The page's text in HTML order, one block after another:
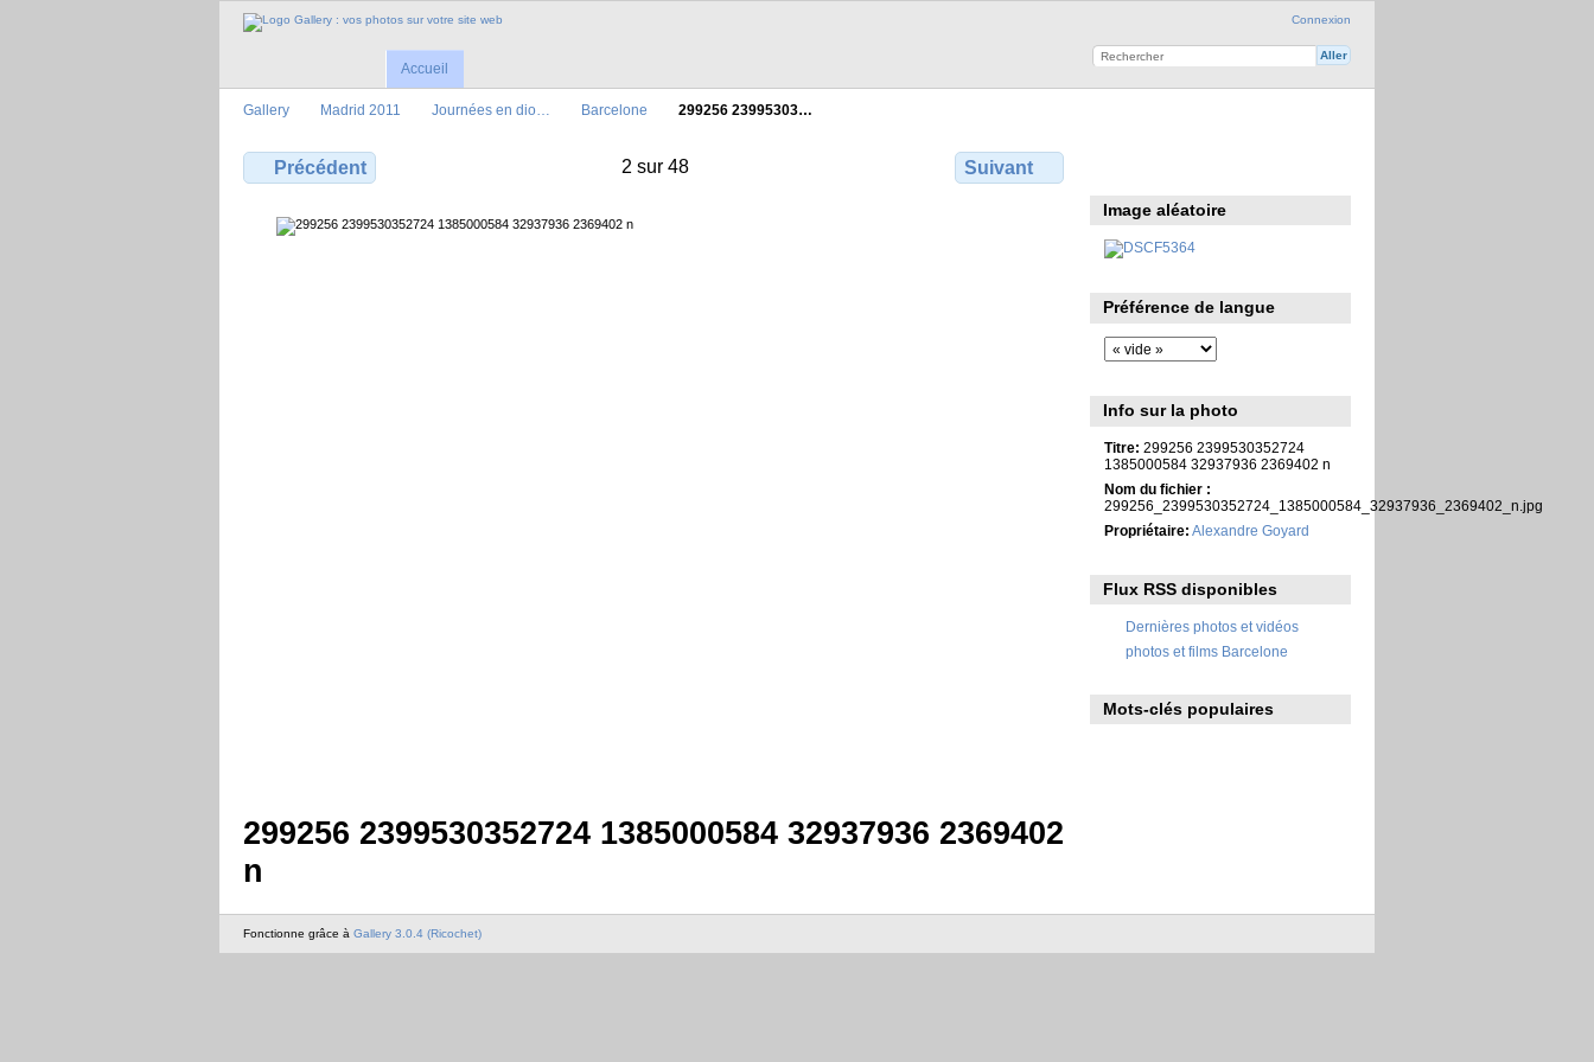
Connexion
Accueil
Gallery Madrid 2011 Journées en dio… Barcelone 299256 23995303…
Précédent 2 sur 48 Suivant
299256 2399530352724 1385000584 32937936 2369402
n
Image aléatoire
Préférence de langue
Info sur la photo
Titre: 299256 2399530352724
1385000584 32937936 2369402 n
Nom du fichier :
299256_2399530352724_1385000584_32937936_2369402_n.jpg
Propriétaire: Alexandre Goyard
Flux RSS disponibles
Dernières photos et vidéos
photos et films Barcelone
Mots-clés populaires
Fonctionne grâce à Gallery 3.0.4 (Ricochet)